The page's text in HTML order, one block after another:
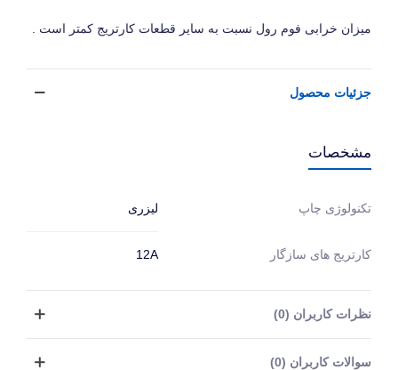
میزان خرابی فوم رول نسبت به سایر قطعات کارتریج کمتر است .
جزئیات محصول
مشخصات
تکنولوژی چاپ لیزری
کارتریج های سازگار 12A
نظرات کاربران (0)
سوالات کاربران (0)